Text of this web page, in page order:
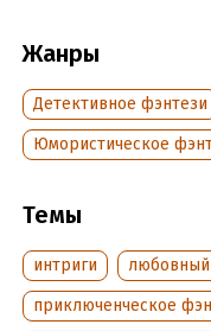
Подробная
Дата написания:11
Год издания:
Время на чтение:8ч.
Жанры
Детективное фэнтези
Юмористическое
Темы
интриги
любовный
приключенческое